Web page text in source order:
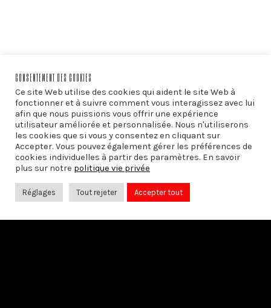
CONSENTEMENT DES COOKIES
Ce site Web utilise des cookies qui aident le site Web à
fonctionner et à suivre comment vous interagissez avec lui
afin que nous puissions vous offrir une expérience
utilisateur améliorée et personnalisée. Nous n'utiliserons
les cookies que si vous y consentez en cliquant sur
Accepter. Vous pouvez également gérer les préférences de
cookies individuelles à partir des paramètres. En savoir
plus sur notre politique vie privée
Réglages Tout rejeter Accepter tout